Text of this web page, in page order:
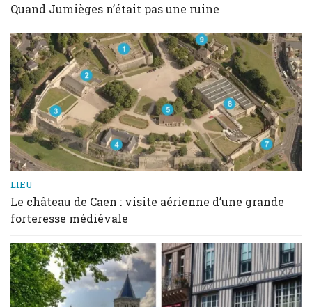
Quand Jumièges n’était pas une ruine
LIEU
Le château de Caen : visite aérienne d’une grande
forteresse médiévale